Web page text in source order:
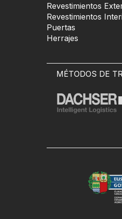
Revestimientos
Revestimientos
Puertas
Herrajes
MÉTODOS DE